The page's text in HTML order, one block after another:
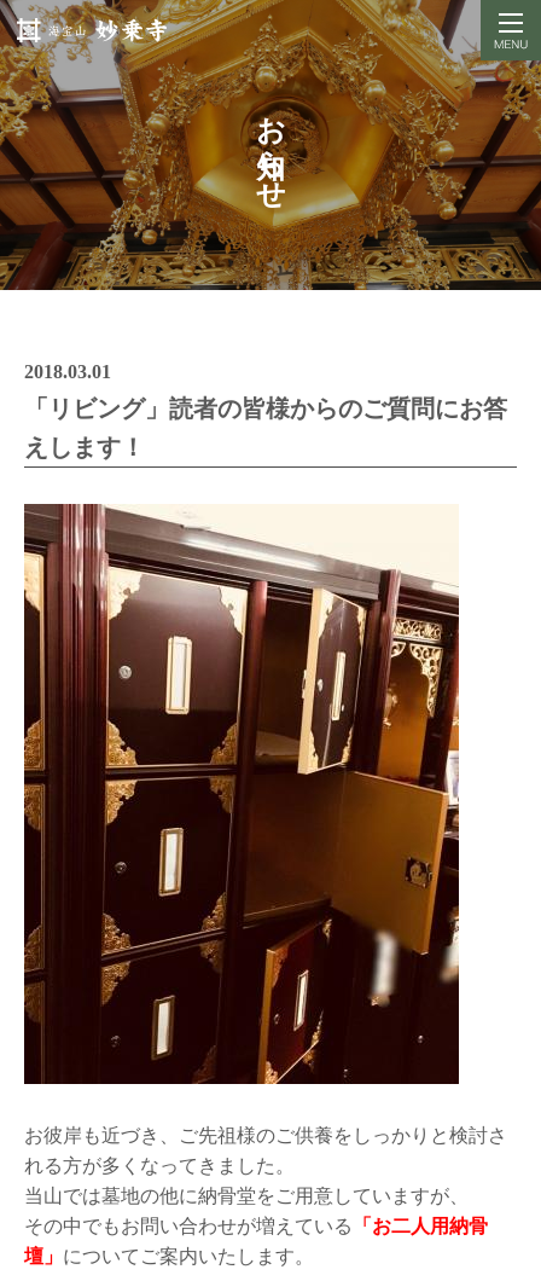
お知らせ
2018.03.01
「リビング」読者の皆様からのご質問にお答
えします！
お彼岸も近づき、ご先祖様のご供養をしっかりと検討さ
れる方が多くなってきました。
当山では墓地の他に納骨堂をご用意していますが、
その中でもお問い合わせが増えている
「お二人用納骨
壇」 についてご案内いたします。